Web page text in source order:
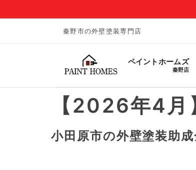
秦野市の外壁塗装専門店
ペイントホームズ
秦野店
【2026年4月
小田原市の外壁塗装助